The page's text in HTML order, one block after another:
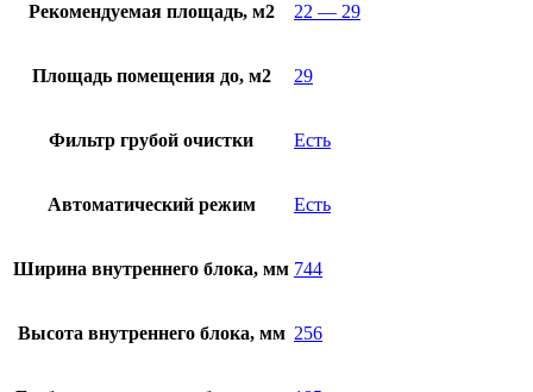
Рекомендуемая площадь, м2 22 — 29
Площадь помещения до, м2 29
Фильтр грубой очистки Есть
Автоматический режим Есть
Ширина внутреннего блока, мм 744
Высота внутреннего блока, мм 256